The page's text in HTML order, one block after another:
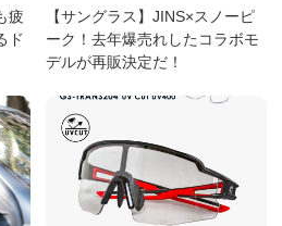
疲
ド
【サングラス】JINS×スノーピ
ーク！去年爆売れしたコラボモ
デルが再販決定だ！